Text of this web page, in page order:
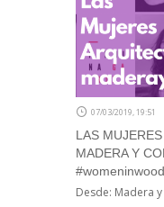
07/03/2019, 19:51
LAS
MADERA Y
#womeninwood
Desde: Madera